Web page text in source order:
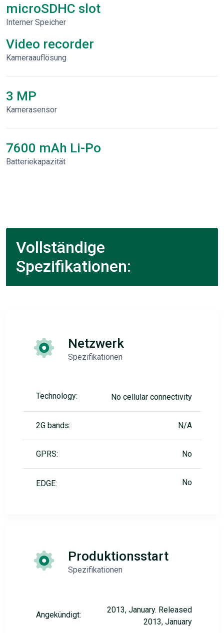
microSDHC slot
Interner Speicher
Video recorder
Kameraauflösung
3 MP
Kamerasensor
7600 mAh Li-Po
Batteriekapazität
Vollständige
Spezifikationen:
Netzwerk
Spezifikationen
Technology: No cellular connectivity
2G bands: N/A
GPRS: No
EDGE: No
Produktionsstart
Spezifikationen
Angekündigt:
2013, January. Released
2013, January